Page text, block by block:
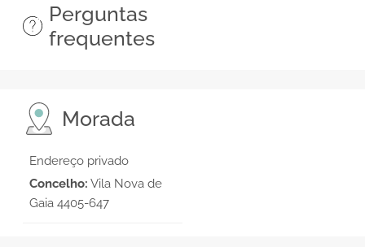
Perguntas
frequentes
Morada
Endereço privado
Concelho: Vila Nova de
Gaia 4405-647